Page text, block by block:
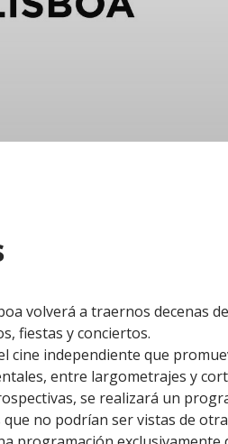
volverá a traernos decenas
fiestas y conciertos.
cine independiente que
entre largometrajes y
se realizará un
no podrían ser vistas de